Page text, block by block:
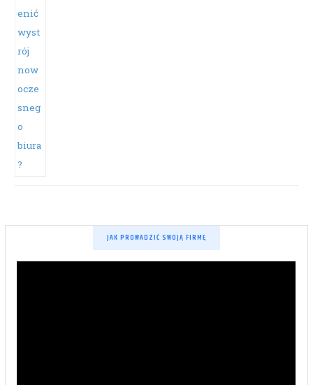
JAK PROWADZIĆ SWOJĄ FIRMĘ